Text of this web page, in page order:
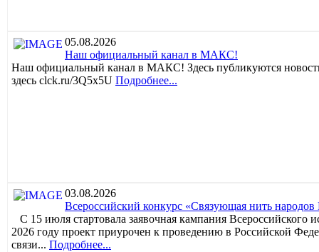
05.08.2026
Наш официальный канал в МАКС!
Наш официальный канал в МАКС! Здесь публикуются
здесь clck.ru/3Q5x5U Подробнее...
03.08.2026
Всероссийский конкурс «Связующая нить народов
С 15 июля стартовала заявочная кампания Всероссийского
2026 году проект приурочен к проведению в Российской
связи... Подробнее...